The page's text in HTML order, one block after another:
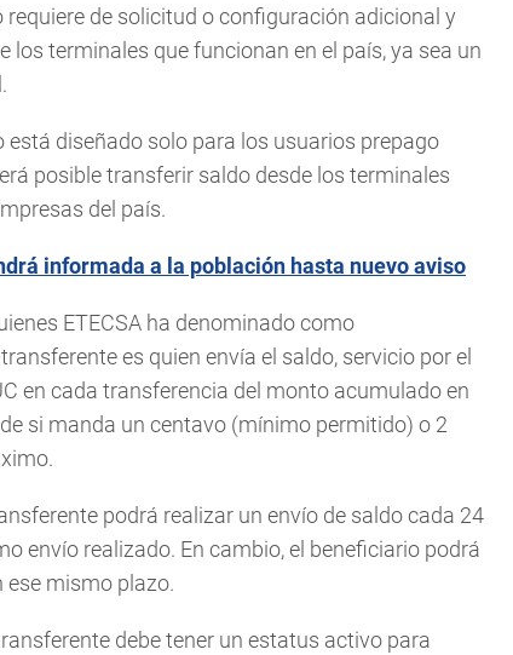
de solicitud o configuración adicional y
los terminales que funcionan en el país, ya sea un
está diseñado solo para los usuarios prepago
posible transferir saldo desde los terminales
del país.
informada a la población hasta nuevo aviso
ETECSA ha denominado como
transferente es quien envía el saldo, servicio por el
en cada transferencia del monto acumulado en
si manda un centavo (mínimo permitido) o 2
podrá realizar un envío de saldo cada 24
envío realizado. En cambio, el beneficiario podrá
ese mismo plazo.
debe tener un estatus activo para